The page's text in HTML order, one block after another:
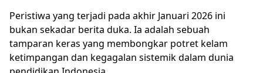
Peristiwa yang terjadi pada akhir Januari 2026 ini
bukan sekadar berita duka. Ia adalah sebuah
tamparan keras yang membongkar potret kelam
ketimpangan dan kegagalan sistemik dalam dunia